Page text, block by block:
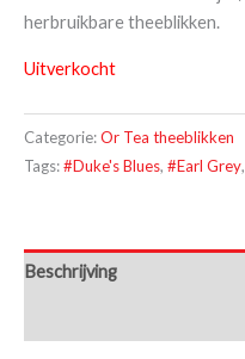
herbruikbare theeblikken.
Uitverkocht
Categorie:Or Tea theeblikken
Tags:#Duke's Blues, #Earl Grey,
Beschrijving